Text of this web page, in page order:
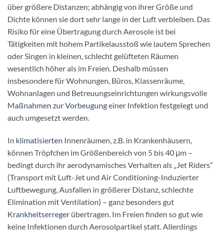
über größere Distanzen; abhängig von ihrer Größe und
Dichte können sie dort sehr lange in der Luft verbleiben. Das
Risiko für eine Übertragung durch Aerosole ist bei
Tätigkeiten mit hohem Partikelausstoß wie lautem Sprechen
oder Singen in kleinen, schlecht gelüfteten Räumen
wesentlich höher als im Freien. Deshalb müssen
insbesondere für Wohnungen, Büros, Klassenräume,
Wohnanlagen und Betreuungseinrichtungen wirkungsvolle
Maßnahmen zur Vorbeugungeiner Infektion festgelegt und
auch umgesetzt werden.
In klimatisierten Innenräumen, z.B. in Krankenhäusern,
können Tröpfchen im Größenbereich von 5 bis 40 μm –
bedingt durch ihr aerodynamisches Verhalten als „Jet Riders“
(Transport mit Luft-Jet und Air Conditioning-Induzierter
Luftbewegung, Ausfallen in größerer Distanz, schlechte
Elimination mit Ventilation) – ganz besonders gut
Krankheitserreger übertragen. Im Freien finden so gut wie
keine Infektionen durch Aerosolpartikel statt. Allerdings